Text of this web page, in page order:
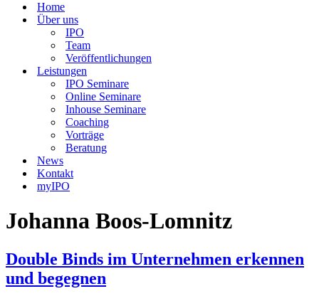
Home
Über uns
IPO
Team
Veröffentlichungen
Leistungen
IPO Seminare
Online Seminare
Inhouse Seminare
Coaching
Vorträge
Beratung
News
Kontakt
myIPO
Johanna Boos-Lomnitz
Double Binds im Unternehmen erkennen
und begegnen